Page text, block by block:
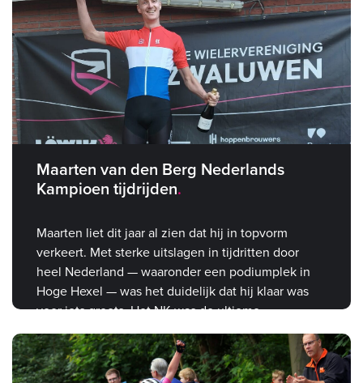
Maarten van den Berg Nederlands
Kampioen tijdrijden
Maarten liet dit jaar al zien dat hij in topvorm
verkeert. Met sterke uitslagen in tijdritten door
heel Nederland — waaronder een podiumplek in
Hoge Hexel — was het duidelijk dat hij klaar was
voor iets groots. Het NK was de ultieme
bevestiging.